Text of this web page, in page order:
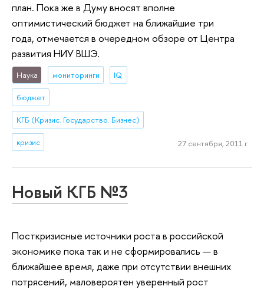
план. Пока же в Думу вносят вполне
оптимистический бюджет на ближайшие три
года, отмечается в очередном обзоре от Центра
развития НИУ ВШЭ.
Наука мониторинги IQ
бюджет
КГБ (Кризис. Государство. Бизнес)
кризис 27 сентября, 2011 г.
Новый КГБ №3
Посткризисные источники роста в российской
экономике пока так и не сформировались — в
ближайшее время, даже при отсутствии внешних
потрясений, маловероятен уверенный рост